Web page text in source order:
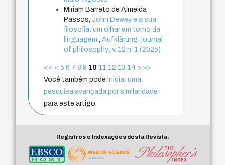
Miriam Barreto de Almeida
Passos,John Dewey e a sua
filosofia: um olhar em torno da
linguagem,Aufklärung: journal
of philosophy: v. 12 n. 1 (2025)
<< < 5 6 7 8 9 10 11 12 13 14 > >>
Você também podeiniciar uma
pesquisa avançada por similaridade
para este artigo.
Registros e Indexações desta Revista: